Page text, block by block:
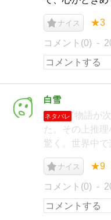
ナイス ★3
コメント(0)
白雪
ネタバレ
物語が
た。その上推
驚く。世界中で
ナイス ★9
コメント(0)